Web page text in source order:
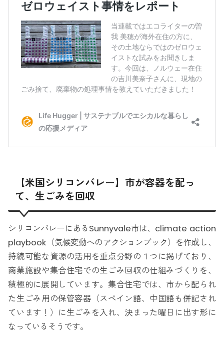
【米国シリコンバレー】市が容器を配っ
て、生ごみを回収
シリコンバレーにあるSunnyvale市は、climate action
playbook（気候変動へのアクションブック）を作成し、
持続可能な資源の活用を重点分野の１つに掲げており、
商業施設や集合住宅での生ごみ回収の仕組みづくりを、
積極的に展開しています。集合住宅では、市から配られ
た生ごみ用の保管容器（スペイン語、中国語も併記され
ています！）に生ごみを入れ、決まった曜日に出す形に
なっているそうです。